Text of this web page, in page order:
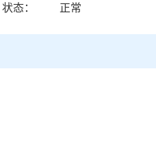
状态：
正常